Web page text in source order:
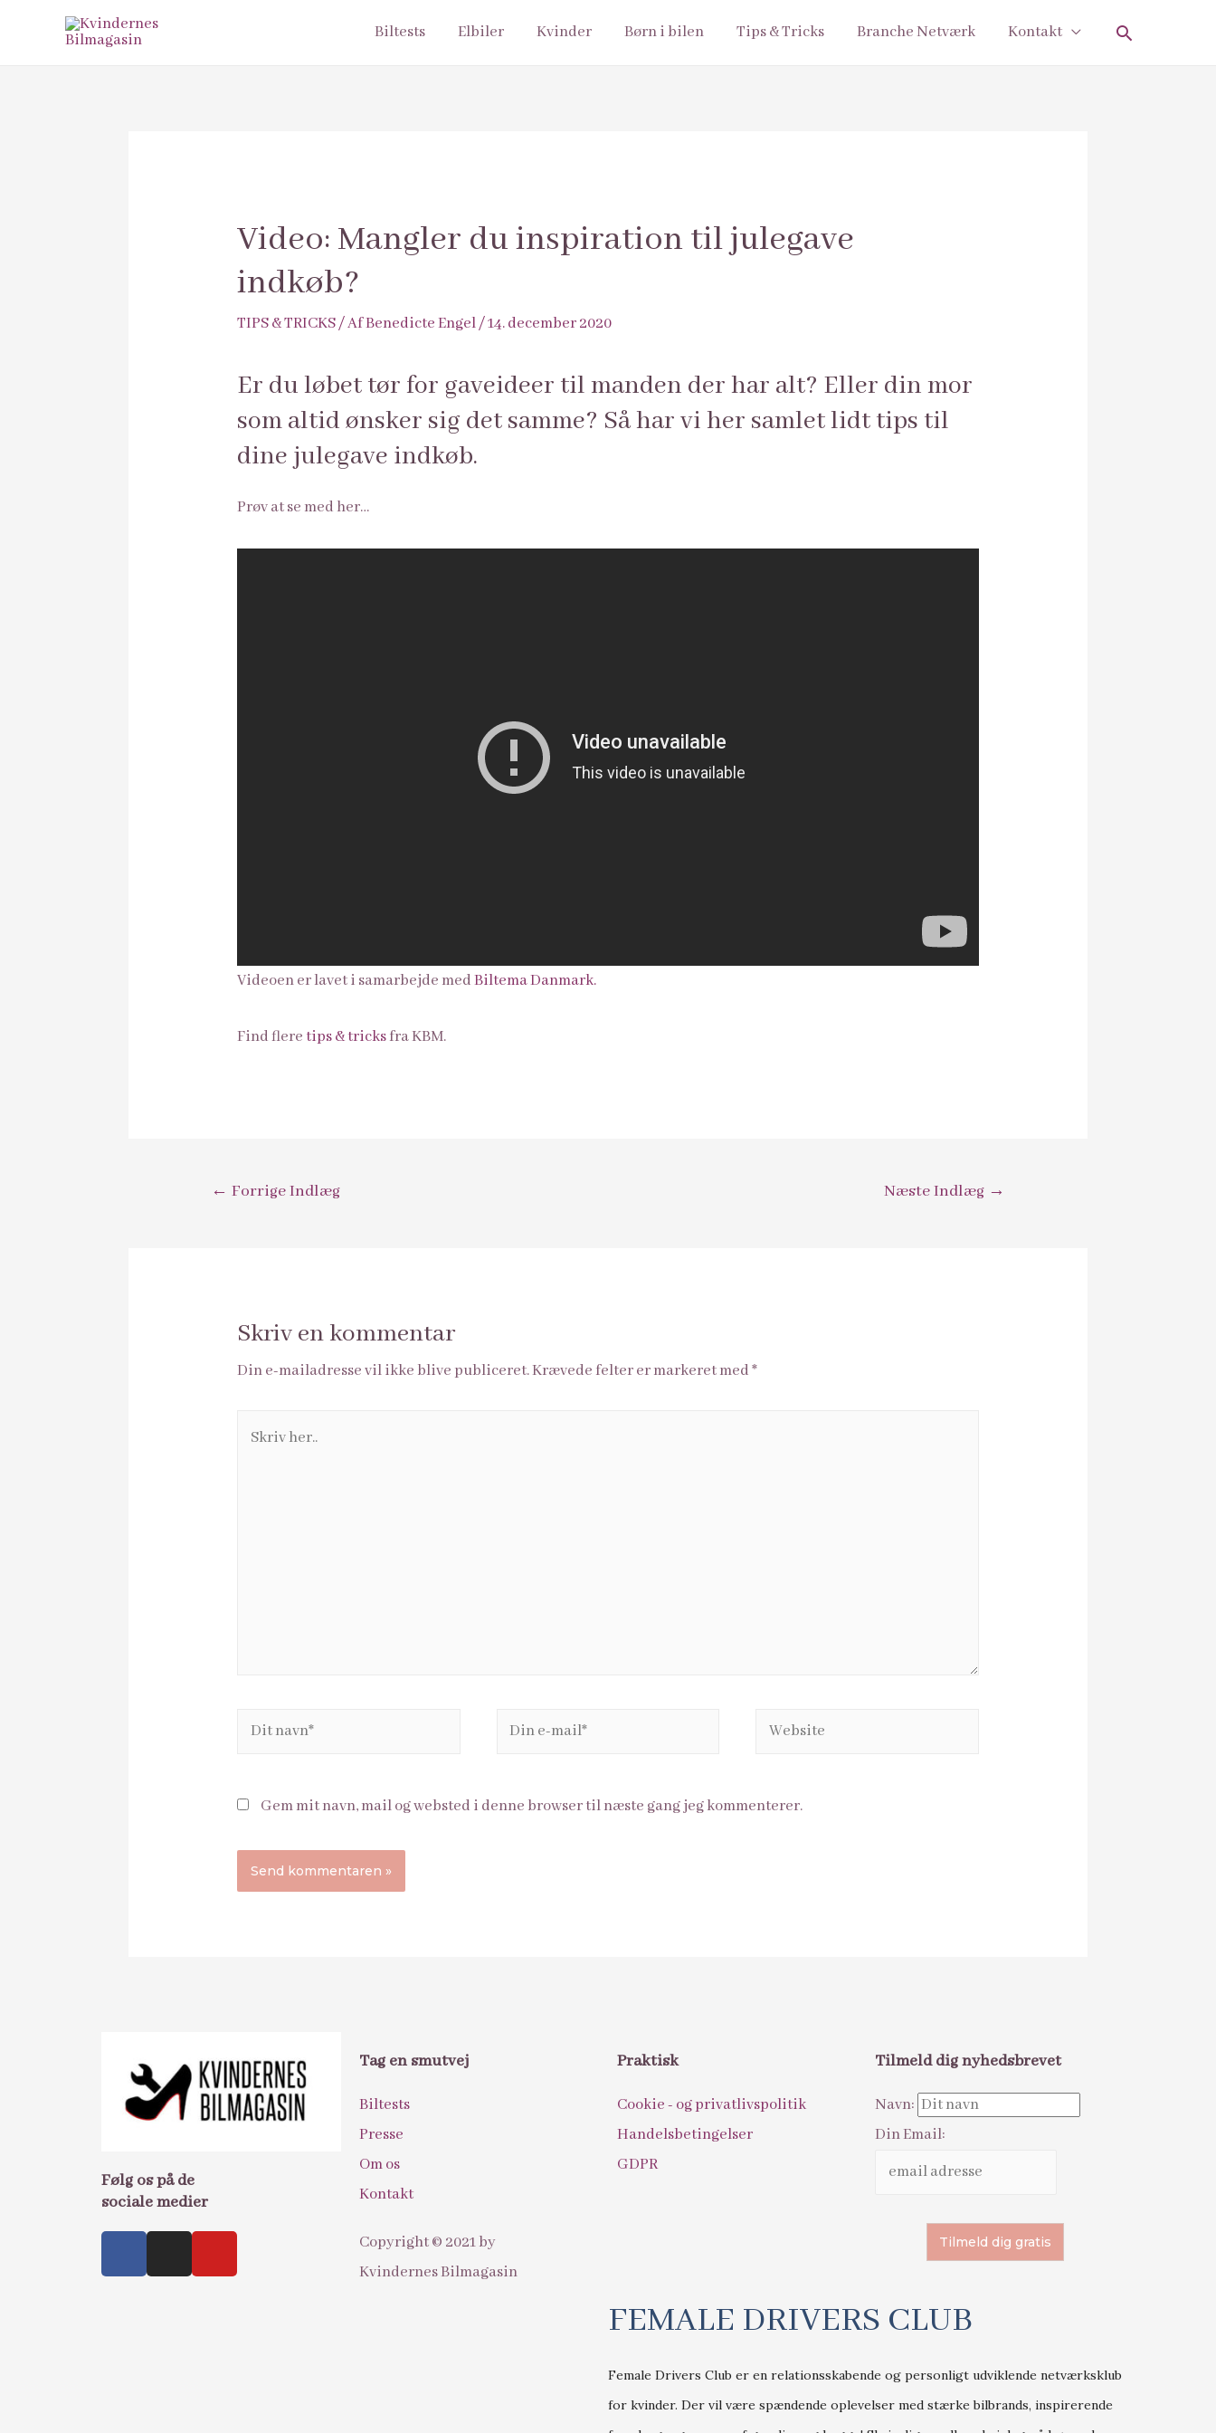
Biltests Elbiler Kvinder Børn i bilen Tips & Tricks Branche Netværk Kontakt
Video: Mangler du inspiration til julegave
indkøb?
TIPS & TRICKS/ AfBenedicte Engel/14. december 2020
Er du løbet tør for gaveideer til manden der har alt? Eller din mor
som altid ønsker sig det samme? Så har vi her samlet lidt tips til
dine julegave indkøb.
Prøv at se med her…
Videoen er lavet i samarbejde medBiltema Danmark.
Find fleretips & tricksfra KBM.
← Forrige Indlæg Næste Indlæg →
Skriv en kommentar
Din e-mailadresse vil ikke blive publiceret.Krævede felter er markeret med*
Gem mit navn, mail og websted i denne browser til næste gang jeg kommenterer.
Følg os på de
sociale medier
Tag en smutvej
Biltests
Presse
Om os
Kontakt
Copyright © 2021 by
Kvindernes Bilmagasin
Praktisk
Cookie - og privatlivspolitik
Handelsbetingelser
GDPR
Tilmeld dig nyhedsbrevet
Navn:
Din Email:
FEMALE DRIVERS CLUB
Female Drivers Club er en relationsskabende og personligt udviklende netværksklub
for kvinder. Der vil være spændende oplevelser med stærke bilbrands, inspirerende